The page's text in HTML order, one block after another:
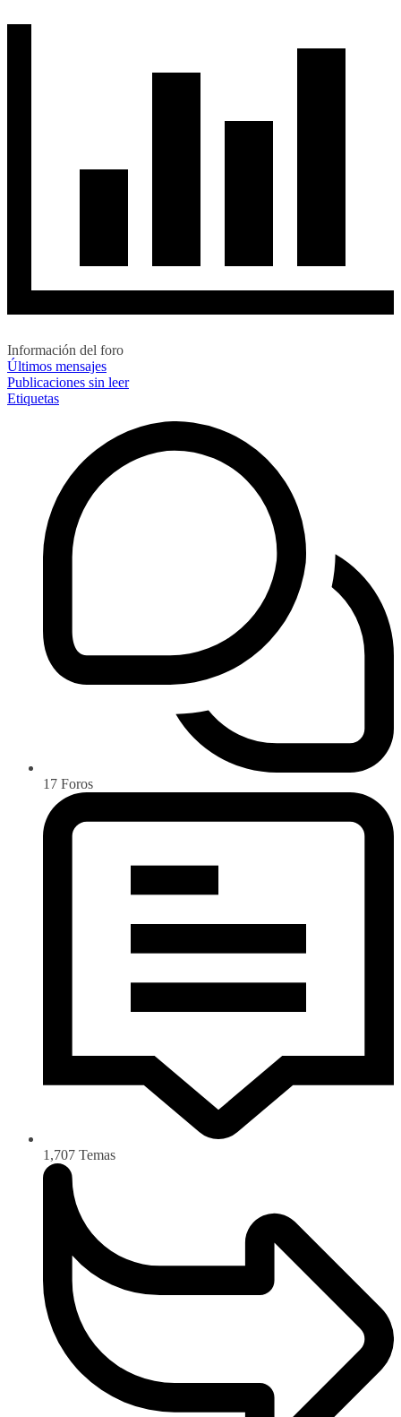
Información del foro
Últimos mensajes
Publicaciones sin leer
Etiquetas
17 Foros
1,707 Temas